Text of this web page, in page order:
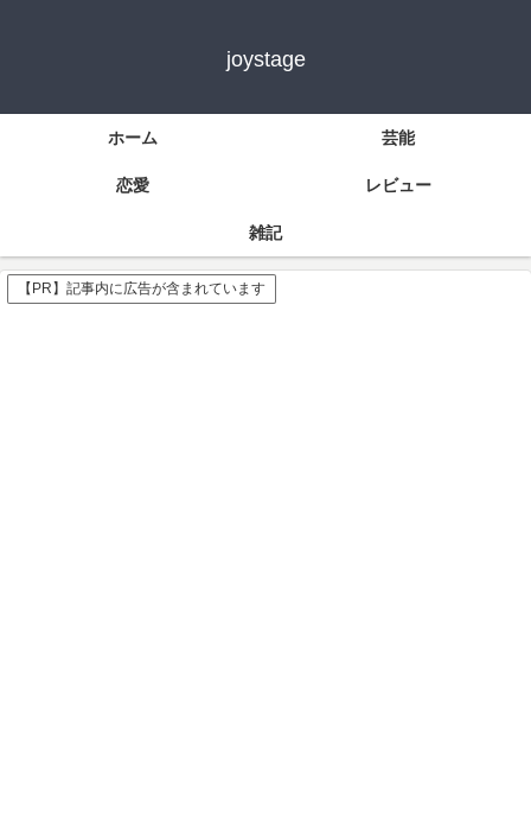
joystage
ホーム 芸能
恋愛 レビュー
雑記
【PR】記事内に広告が含まれています